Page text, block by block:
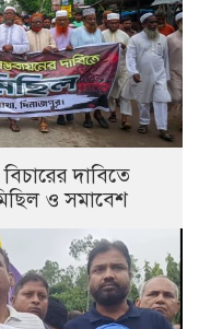
দাবিতে
ও সমাবেশ